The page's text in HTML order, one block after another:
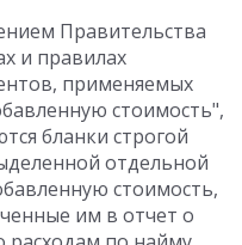
Правительства
и правилах
применяемых
стоимость",
бланки строгой
отдельной
стоимость,
им в отчет о